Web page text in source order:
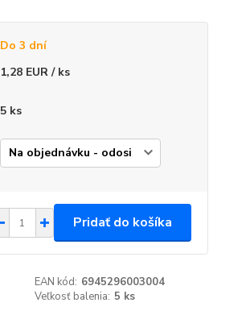
Do 3 dní
1,28 EUR / ks
5 ks
Pridať do košíka
EAN kód: 6945296003004
Veľkosť balenia: 5 ks